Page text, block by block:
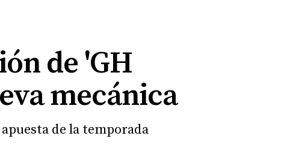
de 'GH
mecánica
de la temporada